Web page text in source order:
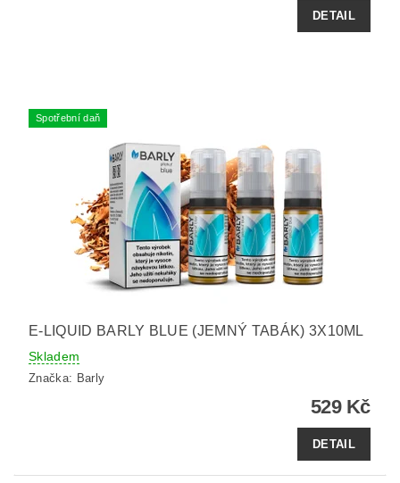
DETAIL
Spotřební daň
E-LIQUID BARLY BLUE (JEMNÝ TABÁK) 3X10ML
Skladem
Značka: Barly
529 Kč
DETAIL